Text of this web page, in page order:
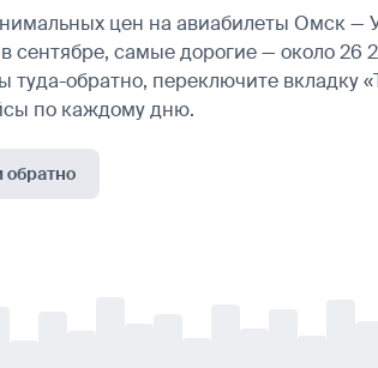
цен на авиабилеты Омск —
сентябре, самые дорогие — около
туда-обратно, переключите
по каждому дню.
обратно